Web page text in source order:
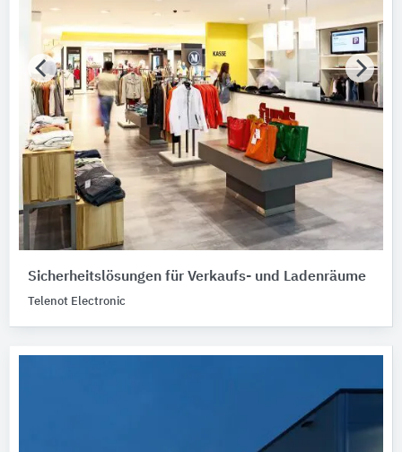
Sicherheitslösungen für Verkaufs- und Ladenräume
Telenot Electronic